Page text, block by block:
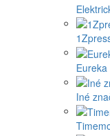
Eureka
Iné